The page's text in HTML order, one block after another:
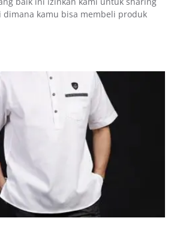
dimana kamu bisa membeli produk